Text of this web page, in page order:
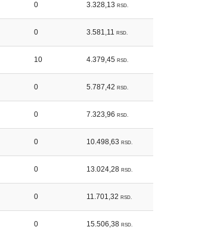
0 3.328,13 RSD.
0 3.581,11 RSD.
10 4.379,45 RSD.
0 5.787,42 RSD.
0 7.323,96 RSD.
0 10.498,63 RSD.
0 13.024,28 RSD.
0 11.701,32 RSD.
0 15.506,38 RSD.